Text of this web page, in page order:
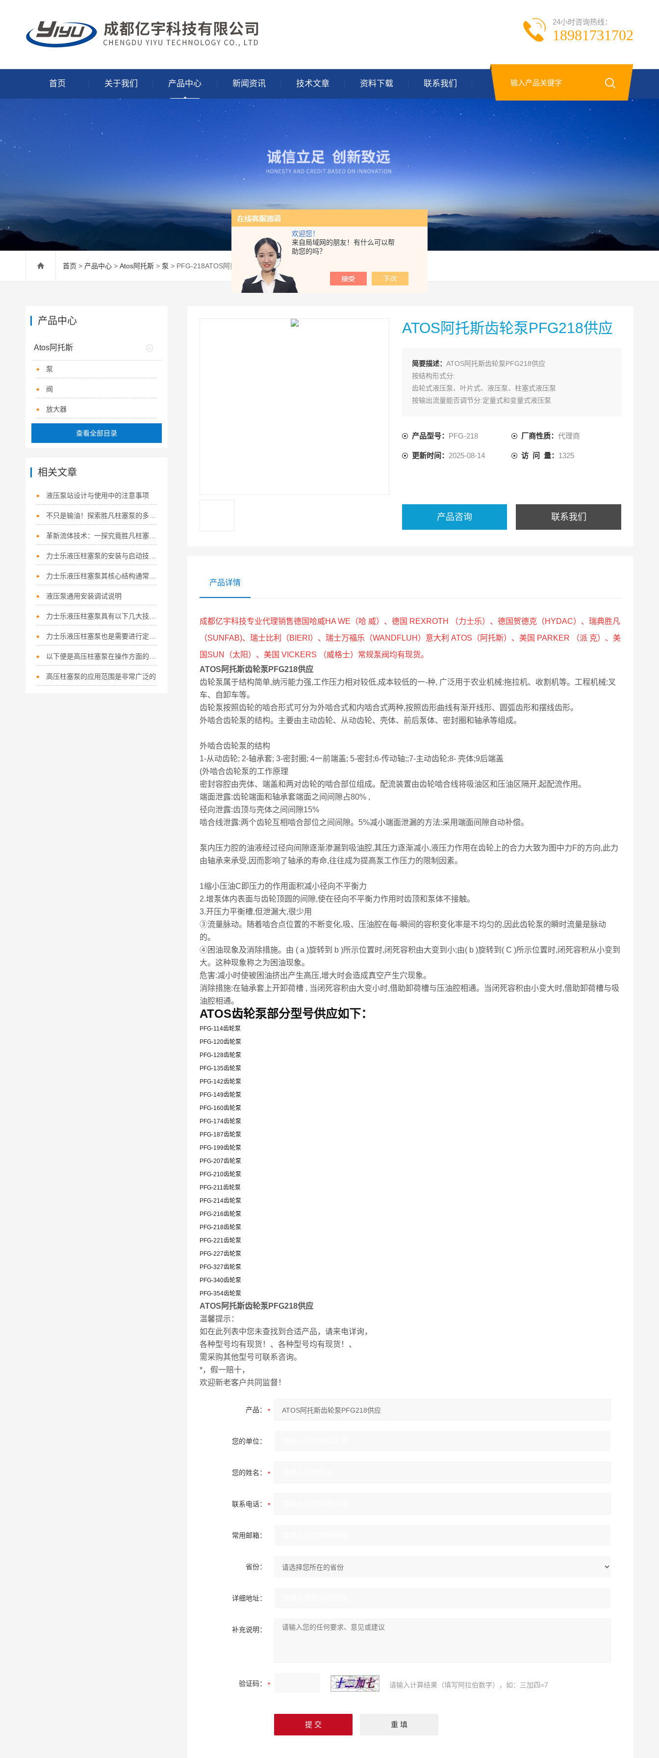
欢迎您！
来自局域网的朋友！有什么可以帮
助您的吗？
24小时咨询热线：
18981731702
首页 关于我们 产品中心 新闻资讯 技术文章 资料下载 联系我们
首页 > 产品中心 > Atos阿托斯 > 泵 > PFG-218ATOS阿托斯齿轮泵PFG218供应
ATOS阿托斯齿轮泵PFG218供应
简要描述： ATOS阿托斯齿轮泵PFG218供应
按结构形式分:
齿轮式液压泵、叶片式、液压泵、柱塞式液压泵
按输出流量能否调节分:定量式和变量式液压泵
产品型号： PFG-218 厂商性质：代理商
更新时间： 2025-08-14 访 问 量： 1325
产品咨询 联系我们
产品详情
成都亿宇科技专业代理销售德国哈威HA WE（哈 威）、德国 REXROTH （力士乐）、德国贺德克（HYDAC）、瑞典胜凡
（SUNFAB)、瑞士比利（BIERI）、瑞士万福乐（WANDFLUH）意大利 ATOS（阿托斯）、美国 PARKER （派 克）、美
国SUN（太阳）、美国 VICKERS （威格士）常规泵阀均有现货。
ATOS阿托斯齿轮泵PFG218供应
齿轮泵属于结构简单,纳污能力强,工作压力相对较低,成本较低的一-种, 广泛用于农业机械:拖拉机、收割机等。工程机械:叉
车、自卸车等。
齿轮泵按照齿轮的啮合形式可分为外啮合式和内啮合式两种,按照齿形曲线有渐开线形、圆弧齿形和摆线齿形。
外啮合齿轮泵的结构。主要由主动齿轮、从动齿轮、壳体、前后泵体、密封圈和轴承等组成。
外啮合齿轮泵的结构
1-从动齿轮; 2-轴承套; 3-密封圈; 4一前端盖; 5-密封;6-传动轴;;7-主动齿轮;8- 壳体;9后端盖
(外啮合齿轮泵的工作原理
密封容腔由壳体、端盖和两对齿轮的啮合部位组成。配流装置由齿轮啮合线将吸油区和压油区隔开,起配流作用。
端面泄露:齿轮端面和轴承套端面之间间隙占80% ,
径向泄露:齿顶与壳体之间间隙15%
啮合线泄露:两个齿轮互相啮合部位之间间隙。5%减小端面泄漏的方法:采用端面间隙自动补偿。
泵内压力腔的油液经过径向间隙逐渐渗漏到吸油腔,其压力逐渐减小,液压力作用在齿轮上的合力大致为图中力F的方向,此力
由轴承来承受,因而影响了轴承的寿命,往往成为提高泵工作压力的限制因素。
1缩小压油C即压力的作用面积减小径向不平衡力
2.增泵体内表面与齿轮顶圆的间隙,使在径向不平衡力作用时齿顶和泵体不接触。
3.开压力平衡槽,但泄漏大,很少用
③流量脉动。随着啮合点位置的不断变化,吸、压油腔在每-瞬间的容积变化率是不均匀的,因此齿轮泵的瞬时流量是脉动
的。
④困油现象及消除措施。由 ( a )旋转到 b )所示位置时,闭死容积由大变到小;由( b )旋转到( C )所示位置时,闭死容积从小变到
大。这种现象称之为困油现象。
危害:减小时使被困油挤出产生高压,增大时会造成真空产生穴现象。
消除措施:在轴承套上开卸荷槽 , 当闭死容积由大变小时,借助卸荷槽与压油腔相通。当闭死容积由小变大时,借助卸荷槽与吸
油腔相通。
ATOS齿轮泵部分型号供应如下：
PFG-114齿轮泵
PFG-120齿轮泵
PFG-128齿轮泵
PFG-135齿轮泵
PFG-142齿轮泵
PFG-149齿轮泵
PFG-160齿轮泵
PFG-174齿轮泵
PFG-187齿轮泵
PFG-199齿轮泵
PFG-207齿轮泵
PFG-210齿轮泵
PFG-211齿轮泵
PFG-214齿轮泵
PFG-216齿轮泵
PFG-218齿轮泵
PFG-221齿轮泵
PFG-227齿轮泵
PFG-327齿轮泵
PFG-340齿轮泵
PFG-354齿轮泵
ATOS阿托斯齿轮泵PFG218供应
温馨提示：
如在此列表中您未查找到合适产品，请来电详询，
各种型号均有现货！、各种型号均有现货！、
需采购其他型号可联系咨询。
*，假一赔十，
欢迎新老客户共同监督！
产品：
您的单位：
您的姓名：
联系电话：
常用邮箱：
省份：
详细地址：
补充说明：
验证码： 请输入计算结果（填写阿拉伯数字），如：三加四=7
产品中心
Atos阿托斯
泵
阀
放大器
查看全部目录
相关文章
液压泵站设计与使用中的注意事项
革新流体技术：一探究竟胜凡柱塞泵的核心优势！
液压泵通用安装调试说明
高压柱塞泵的应用范围是非常广泛的